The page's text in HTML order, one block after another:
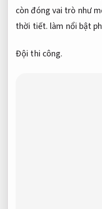
còn đóng vai trò như
thời tiết. làm nổi bật
Đội thi công.